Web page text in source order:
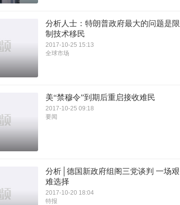
分析人士：特朗普政府最大的问题是限
制技术移民
2017-10-25 15:13
全球市场
美“禁穆令”到期后重启接收难民
2017-10-25 09:18
要闻
分析│德国新政府组阁三党谈判 一场艰
难选择
2017-10-20 18:04
特报